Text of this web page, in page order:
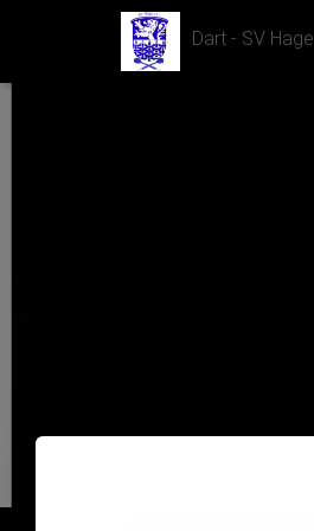
Dart - SV Hage